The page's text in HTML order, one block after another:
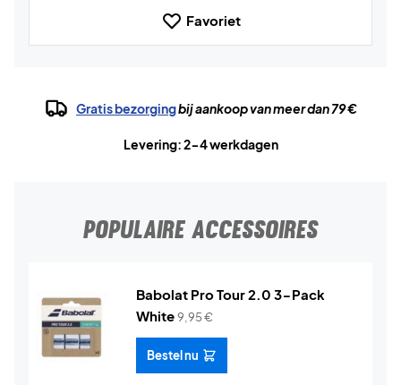
Favoriet
Gratis bezorgingbij aankoop van meer dan 79 €
Levering: 2-4 werkdagen
POPULAIRE ACCESSOIRES
Babolat Pro Tour 2.0 3-Pack
White9,95€
Bestel nu